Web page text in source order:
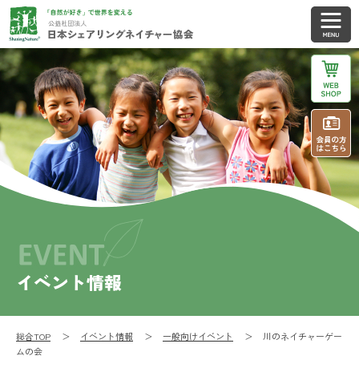
イベント情報
総合TOP イベント情報 一般向けイベント
川のネイチャーゲー
ムの会